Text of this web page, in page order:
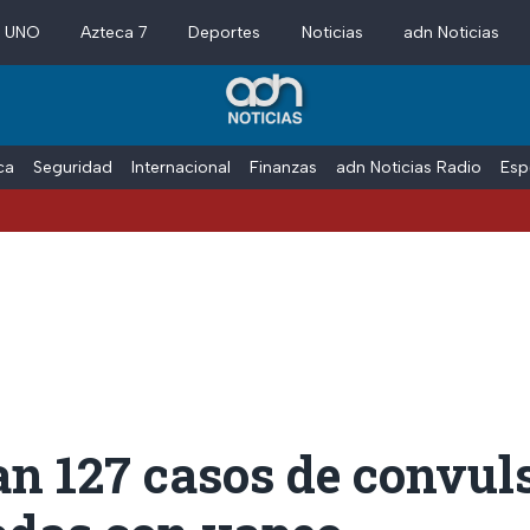
Azteca 7 Deportes Noticias adn Noticias
Seguridad Internacional Finanzas adn Noticias Radio
127 casos de